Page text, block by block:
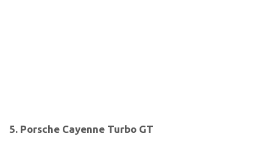
5. Porsche Cayenne Turbo GT